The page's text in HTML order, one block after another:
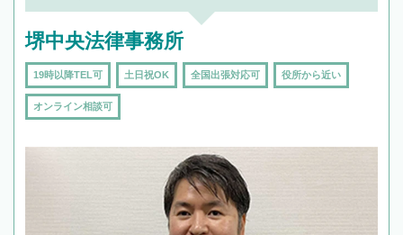
堺中央法律事務所
19時以降TEL可 土日祝OK 全国出張対応可 役所から近い
オンライン相談可